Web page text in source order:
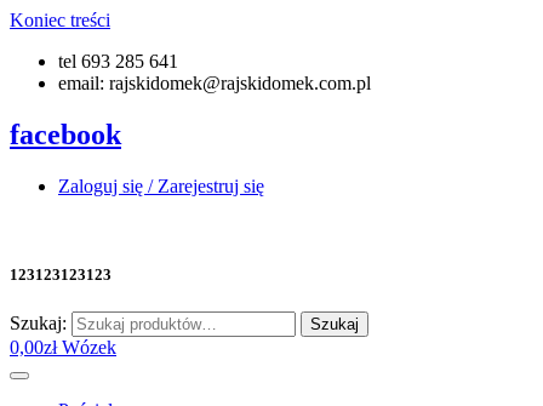
Koniec treści
tel 693 285 641
email: rajskidomek@rajskidomek.com.pl
facebook
Zaloguj się / Zarejestruj się
123123123123
Szukaj: Szukaj
0,00zł Wózek